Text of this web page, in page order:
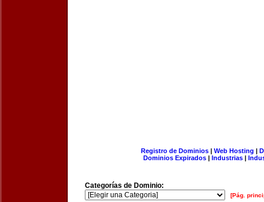
Registro de Dominios| Web Hosting |
Dominios Expirados | Industrias |
Categorías de Dominio:
[Pág.